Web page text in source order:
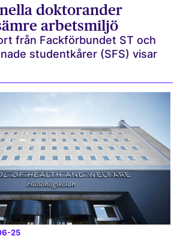
doktorander
arbetsmiljö
från Fackförbundet ST och
studentkårer (SFS) visar
25